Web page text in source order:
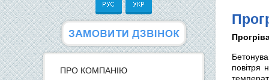
ПРО КОМПАНІЮ
повітря